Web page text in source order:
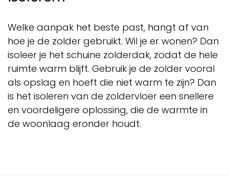
Welke aanpak het beste past, hangt af van
hoe je de zolder gebruikt. Wil je er wonen? Dan
isoleer je het schuine zolderdak, zodat de hele
ruimte warm blijft. Gebruik je de zolder vooral
als opslag en hoeft die niet warm te zijn? Dan
is het isoleren van de zoldervloer een snellere
en voordeligere oplossing, die de warmte in
de woonlaag eronder houdt.